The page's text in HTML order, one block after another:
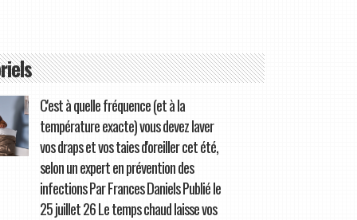
C'est à quelle fréquence (et à la
température exacte) vous devez laver
vos draps et vos taies d'oreiller cet été,
selon un expert en prévention des
infections Par Frances Daniels Publié le
25 juillet 26 Le temps chaud laisse vos